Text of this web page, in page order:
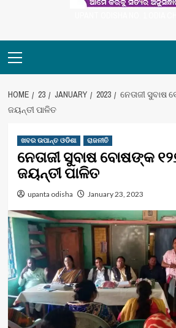
Menu
HOME 23 JANUARY 2023
ନେତାଜୀ
ଜୟନ୍ତୀ ପାଳିତ
ଖବର ଉପାନ୍ତ ଓଡିଶା ରାଜନୀତି
ନେତାଜୀ ସୁବାଷ ବୋଷଙ୍କ
ଜୟନ୍ତୀ ପାଳିତ
upanta odisha January 23, 2023